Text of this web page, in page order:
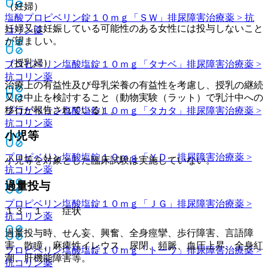
塩酸プロピベリン錠１０ｍｇ「ＳＷ」 排尿障害治療薬 > 抗
コリン薬
プロピベリン塩酸塩錠１０ｍｇ「タナベ」 排尿障害治療薬 >
抗コリン薬
プロピベリン塩酸塩錠１０ｍｇ「タカタ」 排尿障害治療薬 >
抗コリン薬
プロピベリン塩酸塩錠１０ｍｇ「ＹＤ」排尿障害治療薬 >
抗コリン薬
プロピベリン塩酸塩錠１０ｍｇ「ＪＧ」 排尿障害治療薬 >
抗コリン薬
プロピベリン塩酸塩錠１０ｍｇ「トーワ」 排尿障害治療薬 >
抗コリン薬
（妊婦）
妊婦又は妊娠している可能性のある女性には投与しないこと
が望ましい。
（授乳婦）
治療上の有益性及び母乳栄養の有益性を考慮し、授乳の継続
又は中止を検討すること（動物実験（ラット）で乳汁中への
移行が報告されている）。
小児等
小児等を対象とした臨床試験は実施していない。
過量投与
１３．１． 症状
過量投与時、せん妄、興奮、全身痙攣、歩行障害、言語障
害、散瞳、麻痺性イレウス、尿閉、頻脈、血圧上昇、全身紅
潮、肝機能障害等。